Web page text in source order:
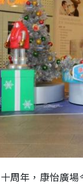
周年，康怡廣